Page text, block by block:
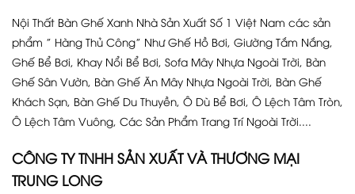
Nội Thất Bàn Ghế Xanh Nhà Sản Xuất Số 1 Việt Nam các sản
phẩm ” Hàng Thủ Công” Như Ghế Hồ Bơi, Giường Tắm Nắng,
Ghế Bể Bơi, Khay Nổi Bể Bơi, Sofa Mây Nhựa Ngoài Trời, Bàn
Ghế Sân Vườn, Bàn Ghế Ăn Mây Nhựa Ngoài Trời, Bàn Ghế
Khách Sạn, Bàn Ghế Du Thuyền, Ô Dù Bể Bơi, Ô Lệch Tâm Tròn,
Ô Lệch Tâm Vuông, Các Sản Phẩm Trang Trí Ngoài Trời....
CÔNG TY TNHH SẢN XUẤT VÀ THƯƠNG MẠI
TRUNG LONG